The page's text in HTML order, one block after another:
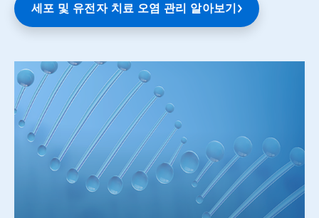
세포 및 유전자 치료 오염 관리 알아보기